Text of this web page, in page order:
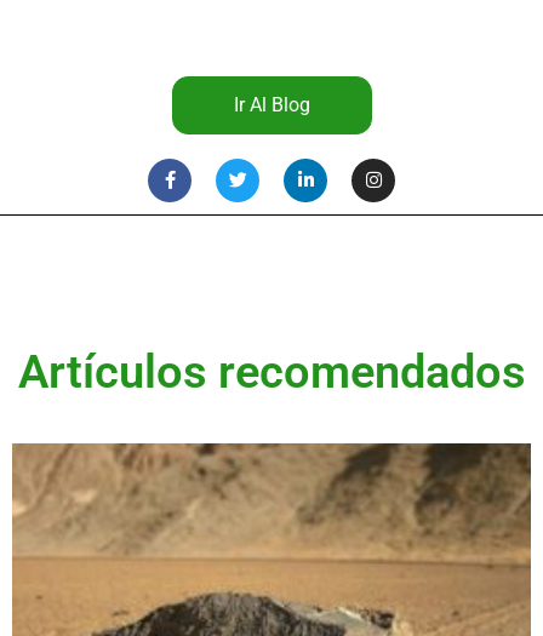
Ir Al Blog
Artículos recomendados